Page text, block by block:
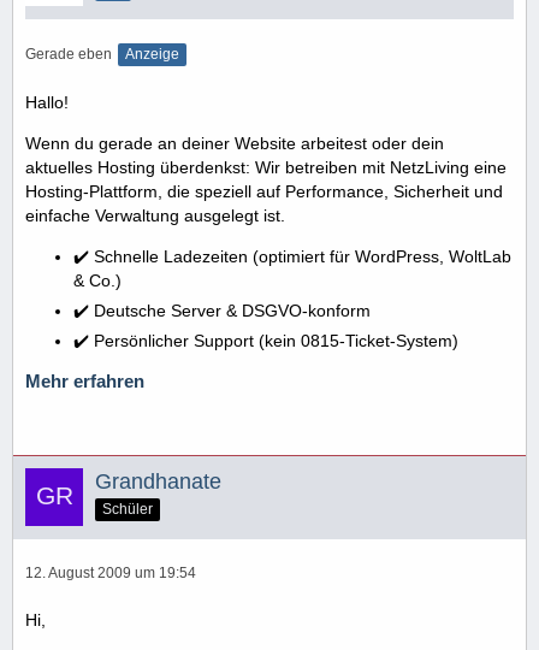
Gerade eben Anzeige
Hallo!
Wenn du gerade an deiner Website arbeitest oder dein
aktuelles Hosting überdenkst: Wir betreiben mit NetzLiving eine
Hosting-Plattform, die speziell auf Performance, Sicherheit und
einfache Verwaltung ausgelegt ist.
✔️ Schnelle Ladezeiten (optimiert für WordPress, WoltLab
& Co.)
✔️ Deutsche Server & DSGVO-konform
✔️ Persönlicher Support (kein 0815-Ticket-System)
Mehr erfahren
Grandhanate
Schüler
12. August 2009 um 19:54
Hi,